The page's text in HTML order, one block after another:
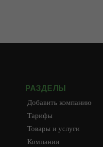
РАЗДЕЛЫ
Добавить компанию
Тарифы
Товары и услуги
Компании